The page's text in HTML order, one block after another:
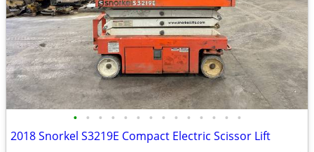
• • • • • • • • • • • • • •
2018 Snorkel S3219E Compact Electric Scissor Lift